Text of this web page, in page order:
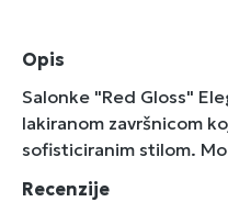
Opis
Salonke "Red Gloss"
lakiranom završnicom
sofisticiranim stilom.
Recenzije